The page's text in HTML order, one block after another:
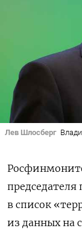
Лев Шлосберг
в список
из данных на